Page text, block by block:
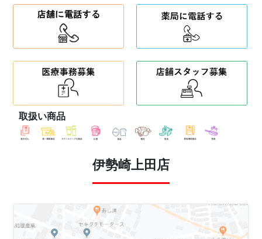
取扱い商品
伊勢崎上田店